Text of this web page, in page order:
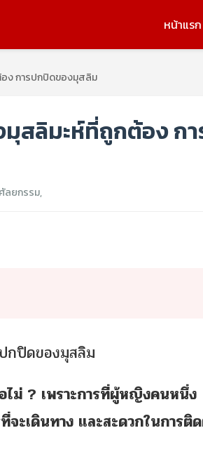
หน้าแรก
ง การปกปิดของมุสลิม
สลิมะห์ที่ถูกต้อง กา
ศัลยกรรม,
กปิดของมุสลิม
ไม่ ? เพราะการที่ผู้หญิงคนหนึ่ง
จะเดินทาง และสะดวกในการติ